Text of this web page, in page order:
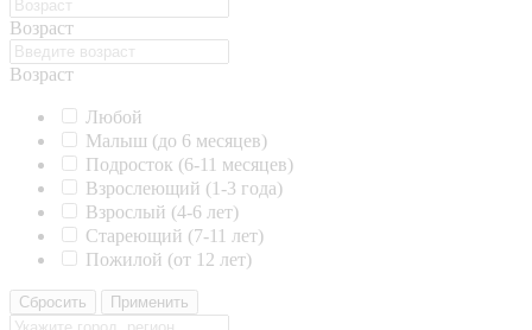
Возраст
Возраст
Любой
Малыш (до 6 месяцев)
Подросток (6-11 месяцев)
Взрослеющий (1-3 года)
Взрослый (4-6 лет)
Стареющий (7-11 лет)
Пожилой (от 12 лет)
Сбросить Применить